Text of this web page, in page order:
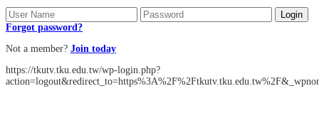
Forgot password?
Not a member? Join today
https://tkutv.tku.edu.tw/wp-login.php?